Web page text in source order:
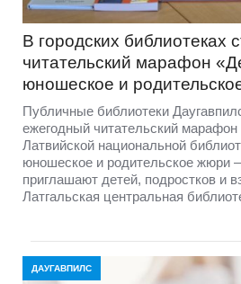
В городских библиотеках
читательский марафон
юношеское и
Публичные библиотеки
ежегодный читательский
Латвийской национальной
юношеское и родительское жюри
приглашают детей, подростков и
Латгальская центральная
ДАУГАВПИЛС